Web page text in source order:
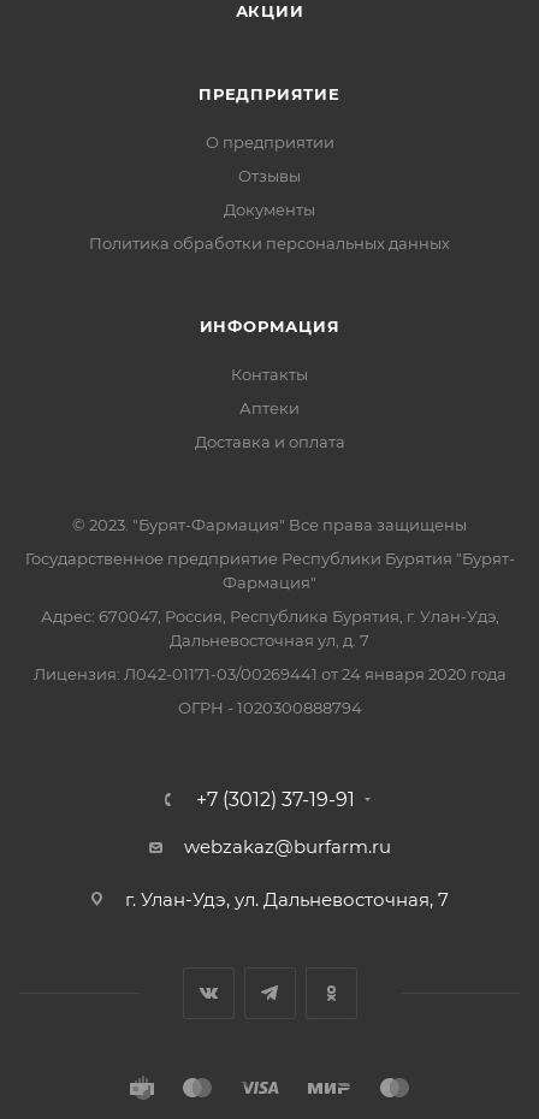
АКЦИИ
ПРЕДПРИЯТИЕ
О предприятии
Отзывы
Документы
Политика обработки персональных данных
ИНФОРМАЦИЯ
Контакты
Аптеки
Доставка и оплата
© 2023. "Бурят-Фармация" Все права защищены
Государственное предприятие Республики Бурятия "Бурят-
Фармация"
Адрес: 670047, Россия, Республика Бурятия, г. Улан-Удэ,
Дальневосточная ул, д. 7
Лицензия: Л042-01171-03/00269441 от 24 января 2020 года
ОГРН - 1020300888794
+7 (3012) 37-19-91
webzakaz@burfarm.ru
г. Улан-Удэ, ул. Дальневосточная, 7